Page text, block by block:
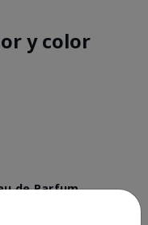
y color
de Parfum